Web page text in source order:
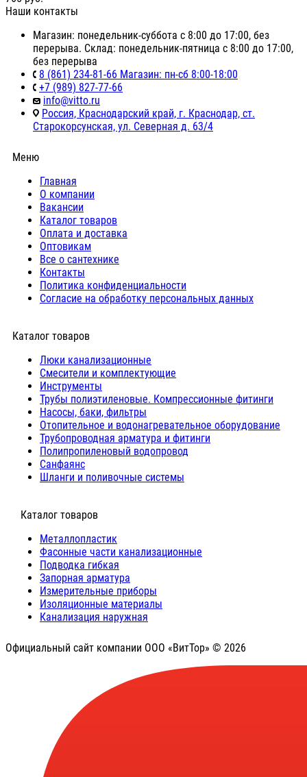
Наши контакты
Магазин: понедельник-суббота с 8:00 до 17:00, без
перерыва. Склад: понедельник-пятница с 8:00 до 17:00,
без перерыва
8 (861) 234-81-66 Магазин: пн-сб 8:00-18:00
+7 (989) 827-77-66
info@vitto.ru
Россия, Краснодарский край, г. Краснодар, ст.
Старокорсунская, ул. Северная д. 63/4
Меню
Главная
О компании
Вакансии
Каталог товаров
Оплата и доставка
Оптовикам
Все о сантехнике
Контакты
Политика конфиденциальности
Согласие на обработку персональных данных
Каталог товаров
Люки канализационные
Cмесители и комплектующие
Инструменты
Трубы полиэтиленовые. Компрессионные фитинги
Насосы, баки, фильтры
Отопительное и водонагревательное оборудование
Трубопроводная арматура и фитинги
Полипропиленовый водопровод
Санфаянс
Шланги и поливочные системы
⠀Каталог товаров
Металлопластик
Фасонные части канализационные
Подводка гибкая
Запорная арматура
Измерительные приборы
Изоляционные материалы
Канализация наружная
Официальный сайт компании ООО «ВитТор» © 2026